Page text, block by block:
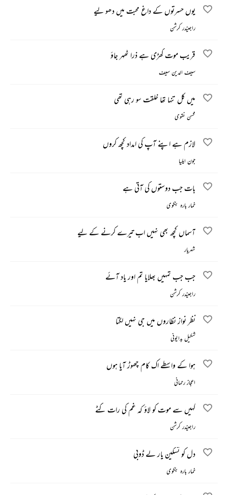
یوں حسرتوں کے داغ محبت میں دھو لیے
راجیندر کرشن
قریب موت کھڑی ہے ذرا ٹھہر جاؤ
سیف الدین سیف
میں کل تنہا تھا خلقت سو رہی تھی
محسن نقوی
لازم ہے اپنے آپ کی امداد کچھ کروں
جون ایلیا
بات جب دوستوں کی آتی ہے
خمار بارہ بنکوی
آسماں کچھ بھی نہیں اب تیرے کرنے کے لیے
شہریار
جب جب تمہیں بھلایا تم اور یاد آئے
راجیندر کرشن
نظر نواز نظاروں میں جی نہیں لگتا
شکیل بدایونی
ہوا کے واسطے اک کام چھوڑ آیا ہوں
اعجاز رحمانی
کہیں سے موت کو لاؤ کہ غم کی رات کٹے
راجیندر کرشن
دل کو تسکین یار لے ڈوبی
خمار بارہ بنکوی